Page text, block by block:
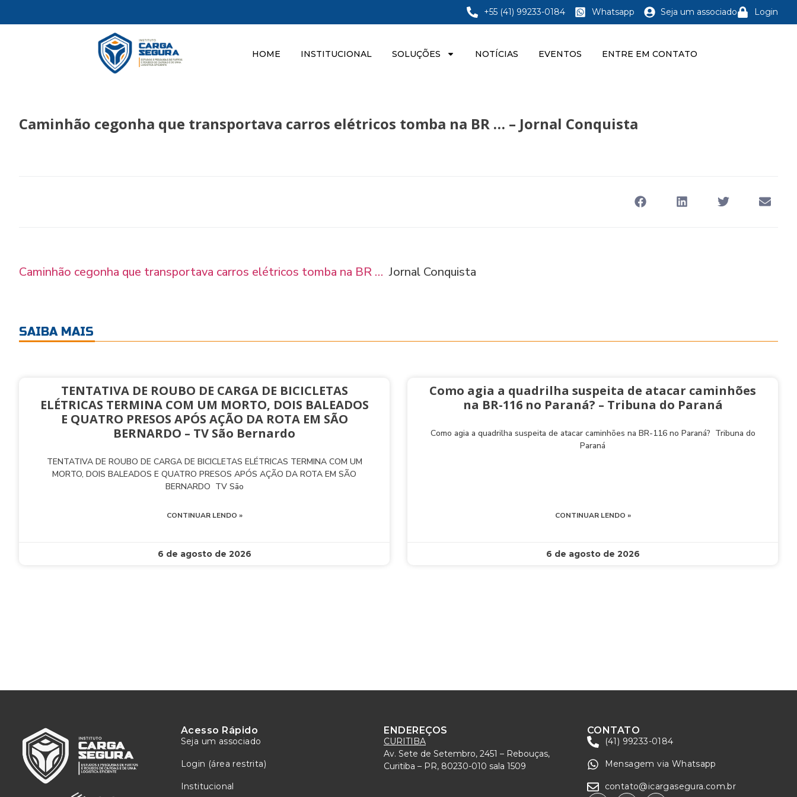
+55 (41) 99233-0184 Whatsapp Seja um associado Login
HOME INSTITUCIONAL SOLUÇÕES NOTÍCIAS EVENTOS ENTRE EM CONTATO
Caminhão cegonha que transportava carros elétricos tomba na BR … – Jornal Conquista
Caminhão cegonha que transportava carros elétricos tomba na BR … Jornal Conquista
SAIBA MAIS
TENTATIVA DE ROUBO DE CARGA DE BICICLETAS
ELÉTRICAS TERMINA COM UM MORTO, DOIS BALEADOS
E QUATRO PRESOS APÓS AÇÃO DA ROTA EM SÃO
BERNARDO – TV São Bernardo
TENTATIVA DE ROUBO DE CARGA DE BICICLETAS ELÉTRICAS TERMINA COM UM
MORTO, DOIS BALEADOS E QUATRO PRESOS APÓS AÇÃO DA ROTA EM SÃO
BERNARDO TV São
CONTINUAR LENDO »
6 de agosto de 2026
Como agia a quadrilha suspeita de atacar caminhões
na BR-116 no Paraná? – Tribuna do Paraná
Como agia a quadrilha suspeita de atacar caminhões na BR-116 no Paraná? Tribuna do
Paraná
CONTINUAR LENDO »
6 de agosto de 2026
Acesso Rápido
Seja um associado
Login (área restrita)
Institucional
ENDEREÇOS
CURITIBA
Av. Sete de Setembro, 2451 – Rebouças,
Curitiba – PR, 80230-010 sala 1509
CONTATO
(41) 99233-0184
Mensagem via Whatsapp
contato@icargasegura.com.br